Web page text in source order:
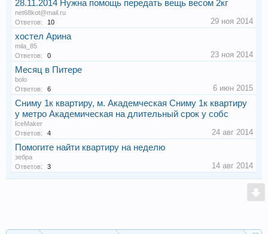
28.11.2014 Нужна помощь передать вещь весом 2кг
net68kot@mail.ru
Ответов:
10 29 ноя 2014
хостел Арина
mila_85
Ответов:
0 23 ноя 2014
Месяц в Питере
bolo
Ответов:
6 6 июн 2015
Сниму 1к квартиру, м. Академческая Сниму 1к квартиру
у метро Академическая на длительный срок у собс
IceMaker
Ответов:
4 24 авг 2014
Помогите найти квартиру на неделю
зебра
Ответов:
3 14 авг 2014